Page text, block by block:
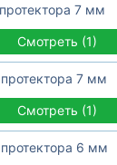
7 мм
Смотреть (1)
7 мм
Смотреть (1)
6 мм